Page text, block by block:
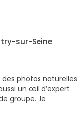
sur-Seine
photos naturelles
un œil d’expert
groupe. Je